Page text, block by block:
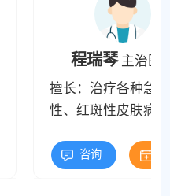
程瑞琴 主治医
擅长：治疗各种急
性、红斑性皮肤病
发病、常见病及皮
咨询